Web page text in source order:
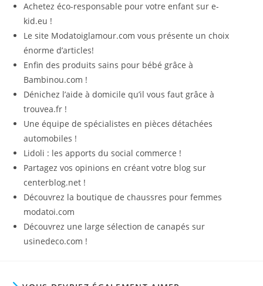
Achetez éco-responsable pour votre enfant sur e-
kid.eu !
Le site Modatoiglamour.com vous présente un choix
énorme d’articles!
Enfin des produits sains pour bébé grâce à
Bambinou.com !
Dénichez l’aide à domicile qu’il vous faut grâce à
trouvea.fr !
Une équipe de spécialistes en pièces détachées
automobiles !
Lidoli : les apports du social commerce !
Partagez vos opinions en créant votre blog sur
centerblog.net !
Découvrez la boutique de chaussres pour femmes
modatoi.com
Découvrez une large sélection de canapés sur
usinedeco.com !